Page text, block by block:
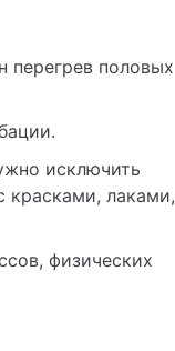
перегрев половых
исключить
красками, лаками,
физических